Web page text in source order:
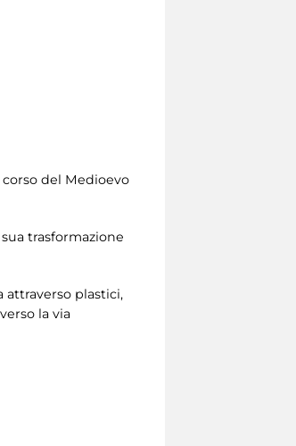
del Medioevo
trasformazione
attraverso plastici,
la via